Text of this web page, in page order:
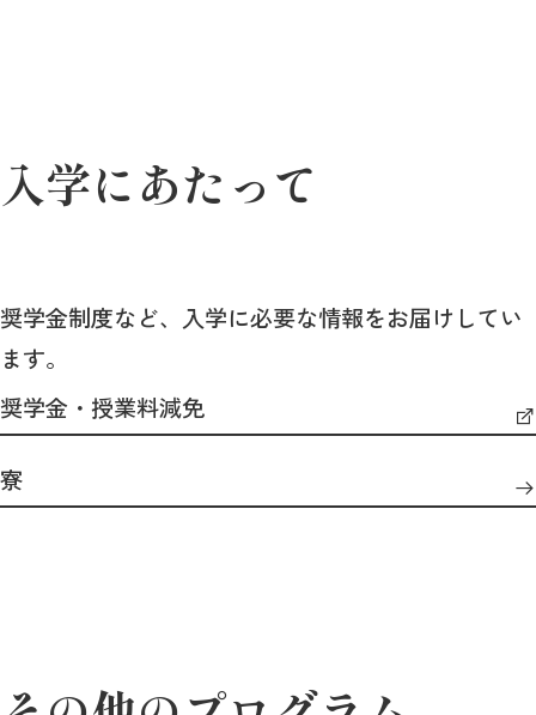
入学にあたって
奨学金制度など、入学に必要な情報をお届けしてい
ます。
奨学金・授業料減免
寮